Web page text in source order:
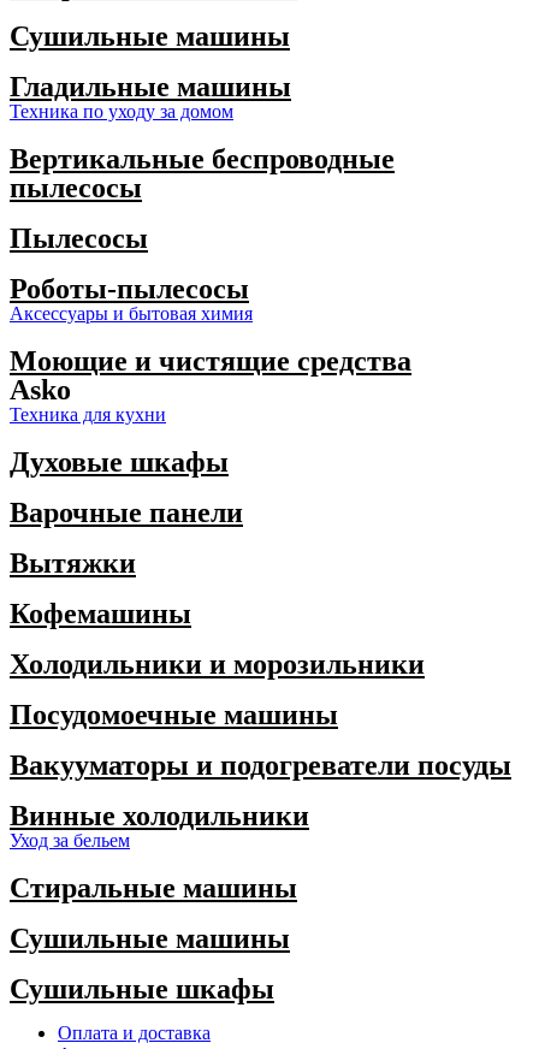
Сушильные машины
Гладильные машины
Техника по уходу за домом
Вертикальные беспроводные
пылесосы
Пылесосы
Роботы-пылесосы
Аксессуары и бытовая химия
Моющие и чистящие средства
Asko
Техника для кухни
Духовые шкафы
Варочные панели
Вытяжки
Кофемашины
Холодильники и морозильники
Посудомоечные машины
Вакууматоры и подогреватели посуды
Винные холодильники
Уход за бельем
Стиральные машины
Сушильные машины
Сушильные шкафы
Оплата и доставка